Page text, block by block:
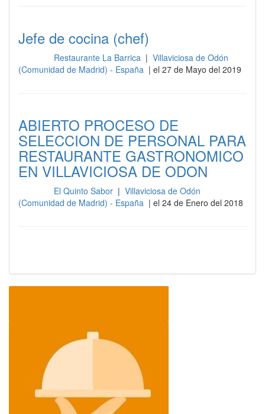
Jefe de cocina (chef)
Restaurante La Barrica | Villaviciosa de Odón
(Comunidad de Madrid) - España | el 27 de Mayo del 2019
ABIERTO PROCESO DE
SELECCION DE PERSONAL PARA
RESTAURANTE GASTRONOMICO
EN VILLAVICIOSA DE ODON
El Quinto Sabor | Villaviciosa de Odón
(Comunidad de Madrid) - España | el 24 de Enero del 2018